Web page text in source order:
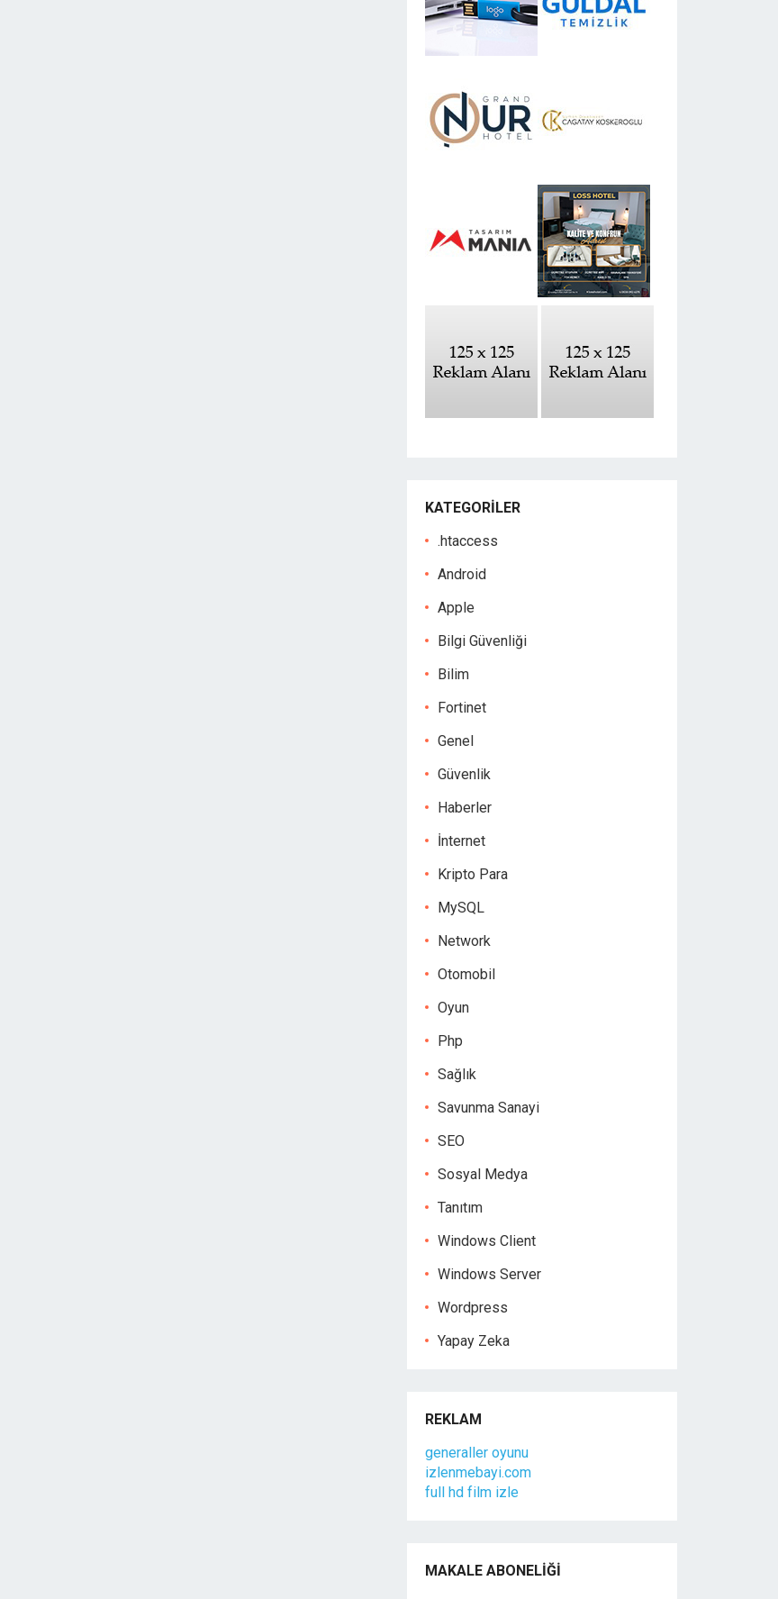
KATEGORILER
.htaccess
Android
Apple
Bilgi Güvenliği
Bilim
Fortinet
Genel
Güvenlik
Haberler
İnternet
Kripto Para
MySQL
Network
Otomobil
Oyun
Php
Sağlık
Savunma Sanayi
SEO
Sosyal Medya
Tanıtım
Windows Client
Windows Server
Wordpress
Yapay Zeka
REKLAM
generaller oyunu
izlenmebayi.com
full hd film izle
MAKALE ABONELIĞI